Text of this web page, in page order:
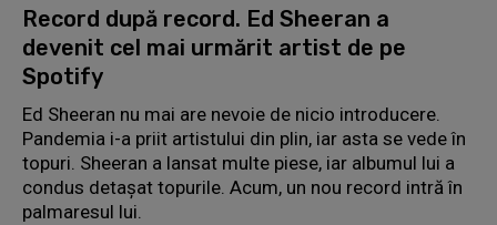
Record după record. Ed Sheeran a
devenit cel mai urmărit artist de pe
Spotify
Ed Sheeran nu mai are nevoie de nicio introducere.
Pandemia i-a priit artistului din plin, iar asta se vede în
topuri. Sheeran a lansat multe piese, iar albumul lui a
condus detașat topurile. Acum, un nou record intră în
palmaresul lui.